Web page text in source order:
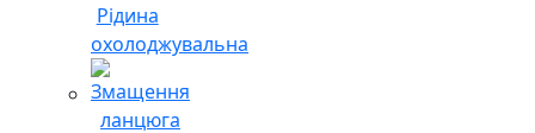
Рідина
охолоджувальна